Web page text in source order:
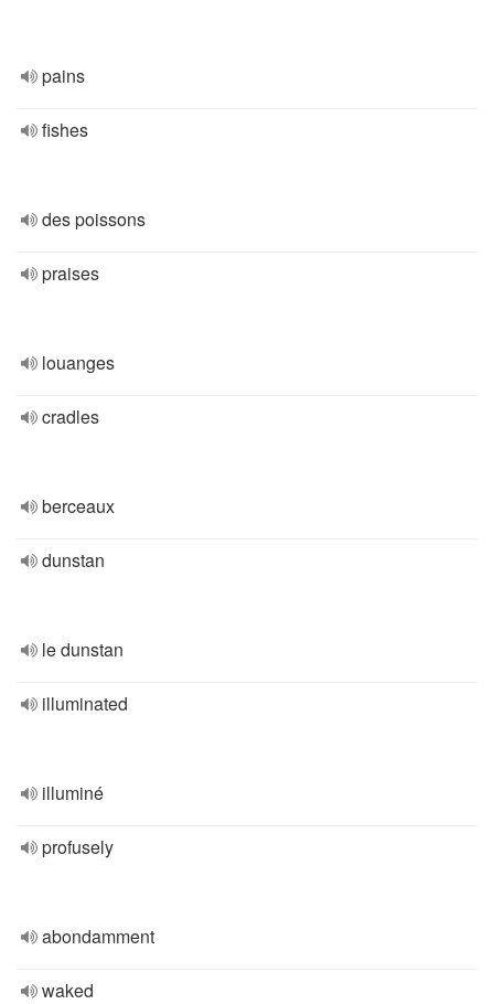
pains
fishes
des poissons
praises
louanges
cradles
berceaux
dunstan
le dunstan
illuminated
illuminé
profusely
abondamment
waked